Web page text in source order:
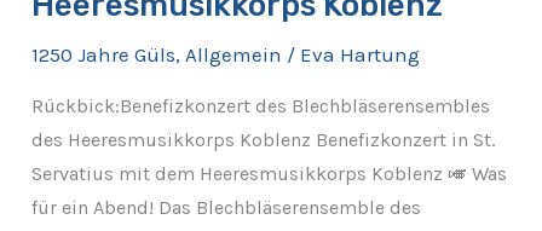
1250 Jahre Güls,Allgemein / Eva Hartung
Rückbick:Benefizkonzert des Blechbläserensembles
des Heeresmusikkorps Koblenz Benefizkonzert in St.
Servatius mit dem Heeresmusikkorps Koblenz 🎺 Was
für ein Abend! Das Blechbläserensemble des
Koblenz